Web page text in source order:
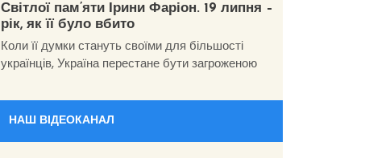
Світлої пам’яти Ірини Фаріон. 19 липня –
рік, як її було вбито
Коли її думки стануть своїми для більшості
українців, Україна перестане бути загроженою
НАШ ВІДЕОКАНАЛ